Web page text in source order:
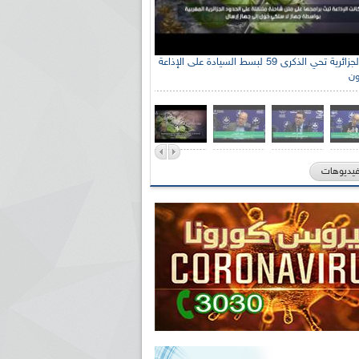
الإذاعة الجزائرية تحي الذكرى 59 لبسط السيادة على الإذاعة